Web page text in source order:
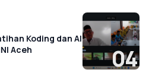
Koding dan AI
Aceh
04